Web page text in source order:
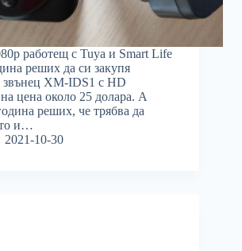
работещ с Tuya и Smart Life
реших да си закупя
XM-IDS1 с HD
цена около 25 долара. А
реших, че трябва да
и…
2021-10-30